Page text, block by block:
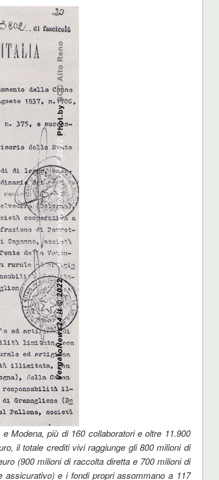
Modena, più di 160 collaboratori e oltre 11.900
il totale crediti vivi raggiunge gli 800 milioni di
(900 milioni di raccolta diretta e 700 milioni di
e i fondi propri assommano a 117